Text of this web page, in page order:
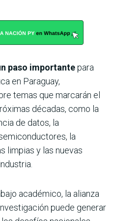
paso importantepara
en Paraguay,
temas que marcarán el
décadas, como la
de datos, la
la
limpias y las nuevas
académico, la alianza
puede generar